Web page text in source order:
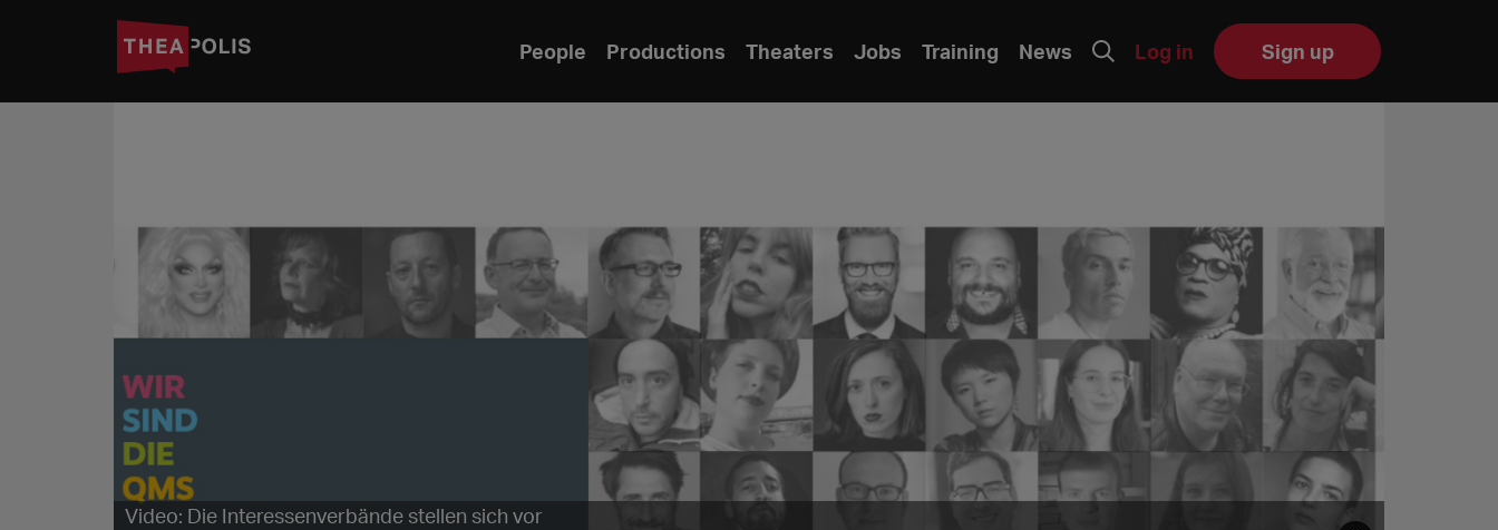
People Productions Theaters Jobs Training News Log in Sign up
Video: Die Interessenverbände stellen sich vor